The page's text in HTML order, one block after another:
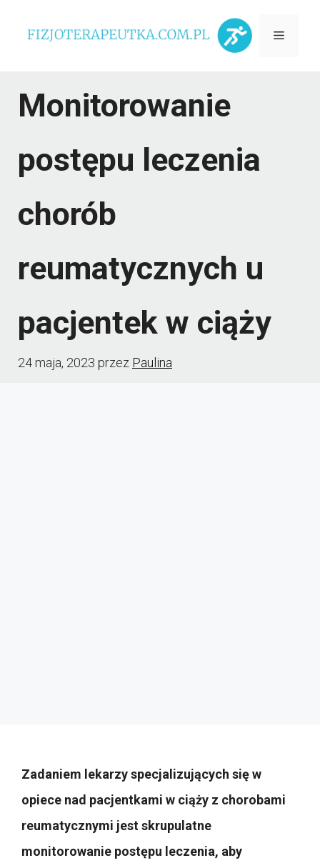
Menu
Monitorowanie
postępu leczenia
chorób
reumatycznych u
pacjentek w ciąży
24 maja, 2023 przez Paulina
Zadaniem lekarzy specjalizujących się w
opiece nad pacjentkami w ciąży z chorobami
reumatycznymi jest skrupulatne
monitorowanie postępu leczenia, aby